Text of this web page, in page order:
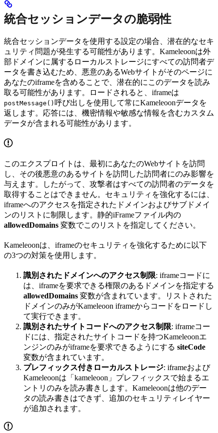
統合セッションデータの脆弱性
統合セッションデータを使用する設定の場合、潜在的なセキ
ュリティ問題が発生する可能性があります。Kameleoonは外
部ドメインに属するローカルストレージにすべての訪問者デ
ータを書き込むため、悪意のあるWebサイトがそのページに
あなたのiframeを含めることで、潜在的にこのデータを読み
取る可能性があります。ロードされると、iframeは
postMessage() 呼び出しを使用して常にKameleoonデータを
返します。応答には、機密情報や敏感な情報を含むカスタム
データが含まれる可能性があります。
このエクスプロイトは、最初にあなたのWebサイトを訪問
し、その後悪意のあるサイトを訪問した訪問者にのみ影響を
与えます。したがって、攻撃者はすべての訪問者のデータを
取得することはできません。セキュリティを強化するには、
iframeへのアクセスを指定されたドメインおよびサブドメイ
ンのリストに制限します。静的iFrameファイル内の
allowedDomains 変数でこのリストを指定してください。
Kameleoonは、iframeのセキュリティを強化するために以下
の3つの対策を使用します。
識別されたドメインへのアクセス制限: iframeコードに
は、iframeを要求できる権限のあるドメインを指定する
allowedDomains 変数が含まれています。リストされた
ドメインのみがKameleoon iframeからコードをロードし
て実行できます。
識別されたサイトコードへのアクセス制限: iframeコー
ドには、指定されたサイトコードを持つKameleoonエ
ンジンのみがiframeを要求できるようにする siteCode
変数が含まれています。
プレフィックス付きローカルストレージ: iframeおよび
Kameleoonは「kameleoon」プレフィックスで始まるエ
ントリのみを読み書きします。Kameleoonは他のデー
タの読み書きはできず、追加のセキュリティレイヤー
が追加されます。